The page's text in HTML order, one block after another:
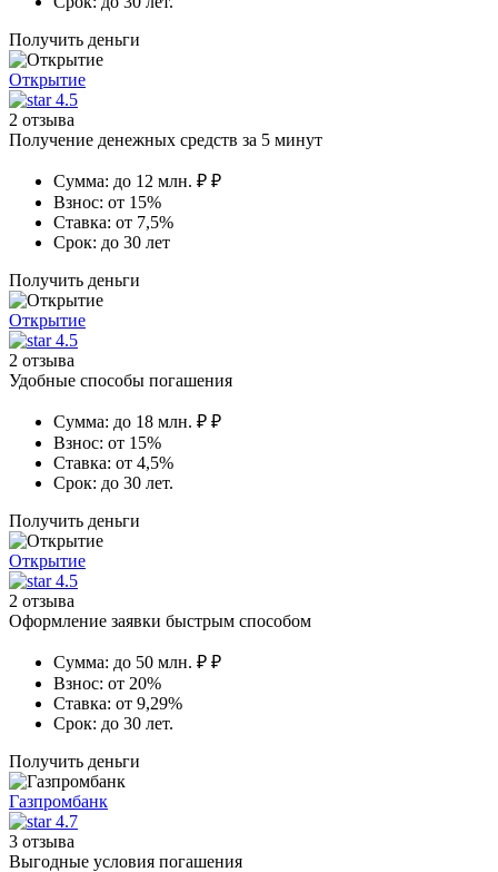
Получить деньги
Открытие
4.5
2 отзыва
Получение денежных средств за 5 минут
Сумма: до 12 млн. ₽ ₽
Взнос: от 15%
Ставка: от 7,5%
Срок: до 30 лет
Получить деньги
Открытие
4.5
2 отзыва
Удобные способы погашения
Сумма: до 18 млн. ₽ ₽
Взнос: от 15%
Ставка: от 4,5%
Срок: до 30 лет.
Получить деньги
Открытие
4.5
2 отзыва
Оформление заявки быстрым способом
Сумма: до 50 млн. ₽ ₽
Взнос: от 20%
Ставка: от 9,29%
Срок: до 30 лет.
Получить деньги
Газпромбанк
4.7
3 отзыва
Выгодные условия погашения